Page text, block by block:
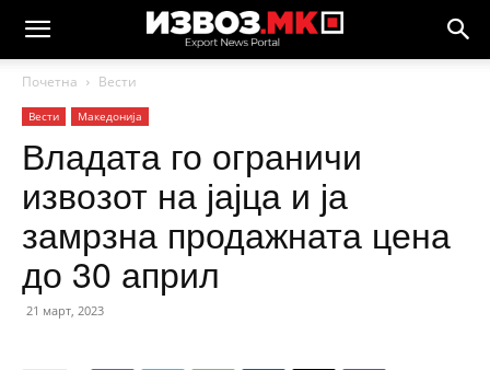
Почетна Вести
Вести Македонија
Владата го ограничи
извозот на јајца и ја
замрзна продажната цена
до 30 април
21 март, 2023